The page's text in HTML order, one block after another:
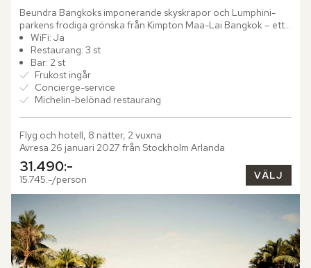
Beundra Bangkoks imponerande skyskrapor och Lumphini-
parkens frodiga grönska från Kimpton Maa-Lai Bangkok – ett
designhotell med tydlig personlighet och tidlös elegans. I...
WiFi: Ja
Restaurang: 3 st
Bar: 2 st
Frukost ingår
Concierge-service
Michelin-belönad restaurang
Flyg och hotell, 8 nätter, 2 vuxna
Avresa 26 januari 2027 från Stockholm Arlanda
31.490:-
15.745:-/person VÄLJ